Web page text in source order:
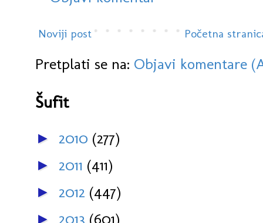
Noviji post Početna
Pretplati se na: Objavi komentare
Šufit
► 2010 (277)
► 2011 (411)
► 2012 (447)
► 2013 (601)